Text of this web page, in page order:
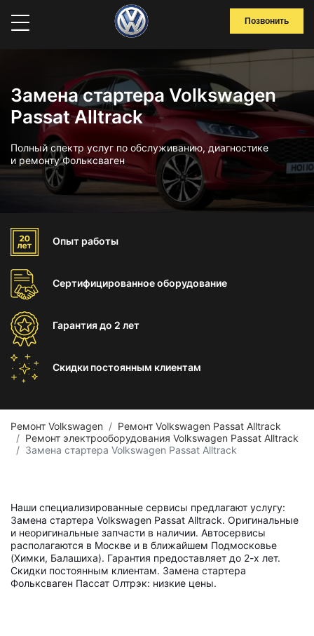
Позвонить
Замена стартера Volkswagen
Passat Alltrack
Полный спектр услуг по обслуживанию, диагностике
и ремонту Фольксваген
Опыт работы
Сертифицированноеоборудование
Гарантиядо 2 лет
Скидки постоянным клиентам
Ремонт Volkswagen
Ремонт Volkswagen Passat Alltrack
Ремонт электрооборудования Volkswagen Passat Alltrack
Замена стартера Volkswagen Passat Alltrack
Наши специализированные сервисы предлагают услугу:
Замена стартера Volkswagen Passat Alltrack. Оригинальные
и неоригинальные запчасти в наличии. Автосервисы
располагаются в Москве и в ближайшем Подмосковье
(Химки, Балашиха). Гарантия предоставляет до 2-х лет.
Скидки постоянным клиентам. Замена стартера
Фольксваген Пассат Олтрэк: низкие цены.